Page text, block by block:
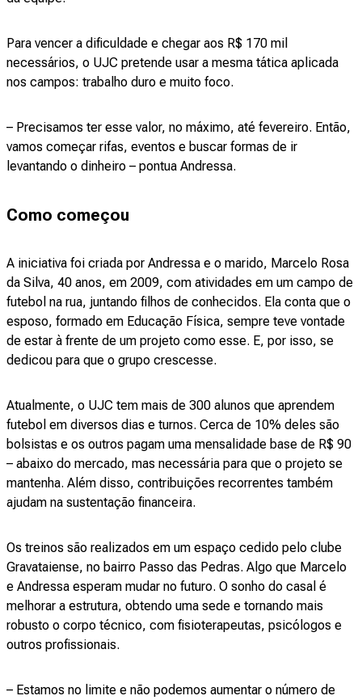
Para vencer a dificuldade e chegar aos R$ 170 mil
necessários, o UJC pretende usar a mesma tática aplicada
nos campos: trabalho duro e muito foco.
– Precisamos ter esse valor, no máximo, até fevereiro. Então,
vamos começar rifas, eventos e buscar formas de ir
levantando o dinheiro – pontua Andressa.
Como começou
A iniciativa foi criada por Andressa e o marido, Marcelo Rosa
da Silva, 40 anos, em 2009, com atividades em um campo de
futebol na rua, juntando filhos de conhecidos. Ela conta que o
esposo, formado em Educação Física, sempre teve vontade
de estar à frente de um projeto como esse. E, por isso, se
dedicou para que o grupo crescesse.
Atualmente, o UJC tem mais de 300 alunos que aprendem
futebol em diversos dias e turnos. Cerca de 10% deles são
bolsistas e os outros pagam uma mensalidade base de R$ 90
– abaixo do mercado, mas necessária para que o projeto se
mantenha. Além disso, contribuições recorrentes também
ajudam na sustentação financeira.
Os treinos são realizados em um espaço cedido pelo clube
Gravataiense, no bairro Passo das Pedras. Algo que Marcelo
e Andressa esperam mudar no futuro. O sonho do casal é
melhorar a estrutura, obtendo uma sede e tornando mais
robusto o corpo técnico, com fisioterapeutas, psicólogos e
outros profissionais.
– Estamos no limite e não podemos aumentar o número de